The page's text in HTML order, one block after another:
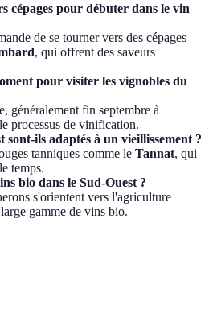
cépages pour débuter dans le vin
de se tourner vers des cépages
, qui offrent des saveurs
pour visiter les vignobles du
généralement fin septembre à
processus de vinification.
sont-ils adaptés à un vieillissement ?
tanniques comme le Tannat, qui
temps.
bio dans le Sud-Ouest ?
s'orientent vers l'agriculture
gamme de vins bio.